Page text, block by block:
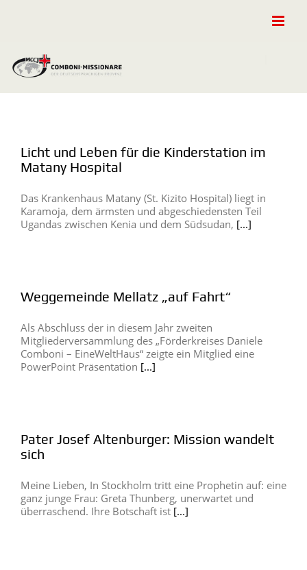
Licht und Leben für die Kinderstation im
Matany Hospital
Das Krankenhaus Matany (St. Kizito Hospital) liegt in
Karamoja, dem ärmsten und abgeschiedensten Teil
Ugandas zwischen Kenia und dem Südsudan, [...]
Weggemeinde Mellatz „auf Fahrt“
Als Abschluss der in diesem Jahr zweiten
Mitgliederversammlung des „Förderkreises Daniele
Comboni – EineWeltHaus“ zeigte ein Mitglied eine
PowerPoint Präsentation [...]
Pater Josef Altenburger: Mission wandelt
sich
Meine Lieben, In Stockholm tritt eine Prophetin auf: eine
ganz junge Frau: Greta Thunberg, unerwartet und
überraschend. Ihre Botschaft ist [...]